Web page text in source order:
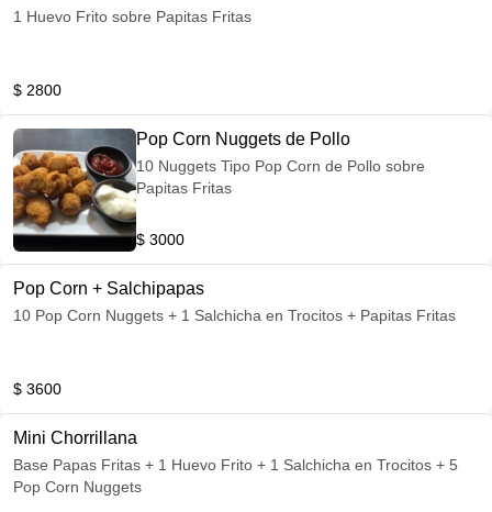
1 Huevo Frito sobre Papitas Fritas
$ 2800
Pop Corn Nuggets de Pollo
10 Nuggets Tipo Pop Corn de Pollo sobre
Papitas Fritas
$ 3000
Pop Corn + Salchipapas
10 Pop Corn Nuggets + 1 Salchicha en Trocitos + Papitas Fritas
$ 3600
Mini Chorrillana
Base Papas Fritas + 1 Huevo Frito + 1 Salchicha en Trocitos + 5
Pop Corn Nuggets